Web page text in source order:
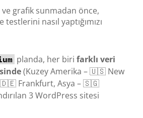
ve grafik sunmadan önce,
nasıl yaptığımızı
planda, her birifarklı veri
(Kuzey Amerika – 🇺🇸 New
🇩🇪 Frankfurt, Asya – 🇸🇬
3 WordPress sitesi